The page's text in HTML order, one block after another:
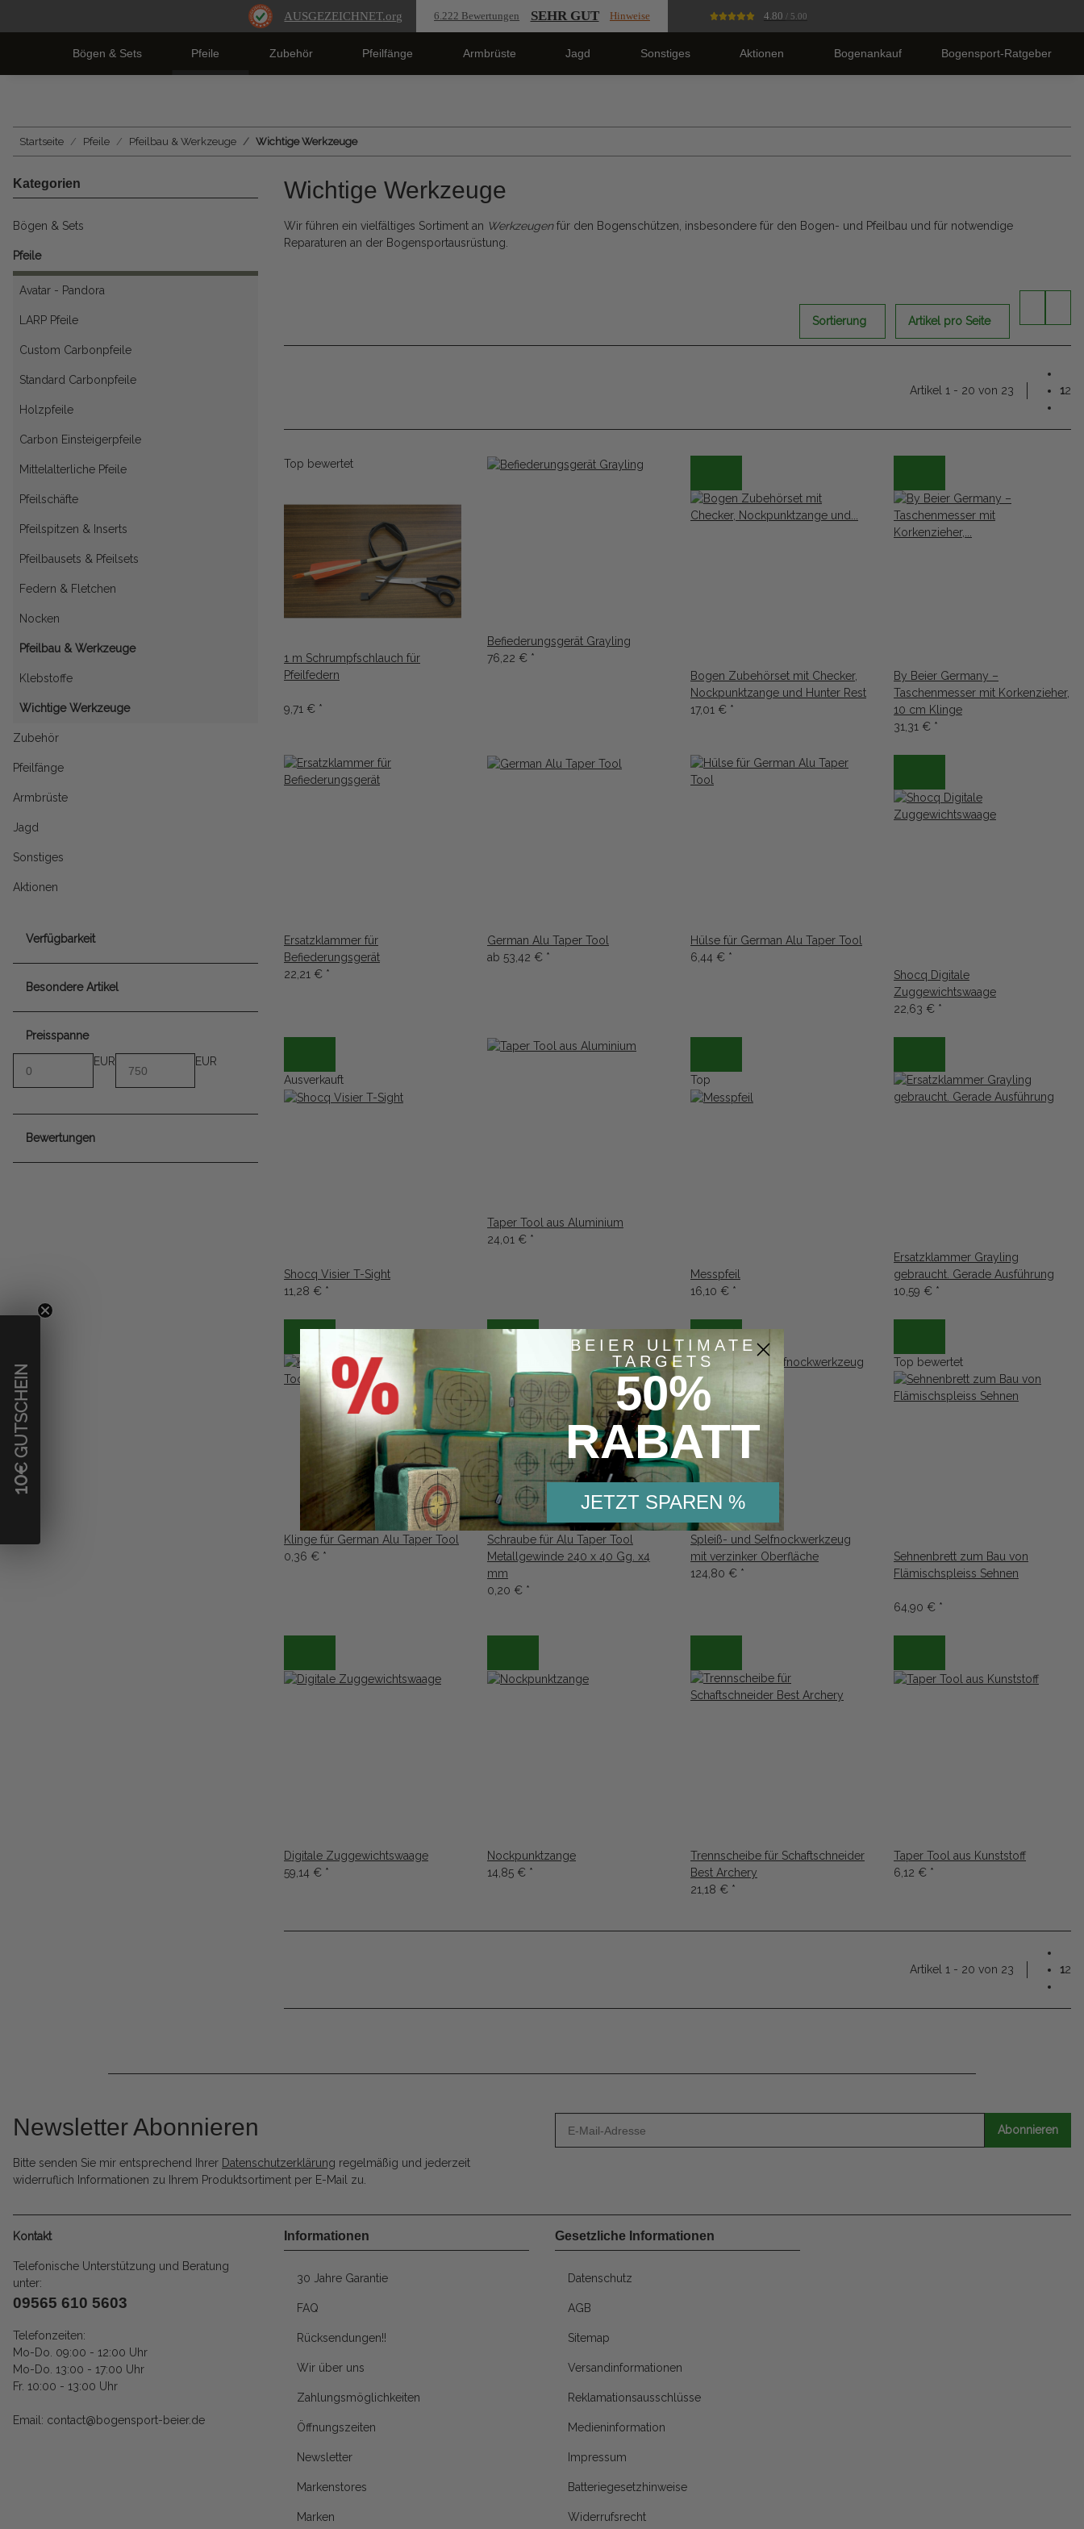
AUSGEZEICHNET.org 6.222 Bewertungen SEHR GUT Hinweise 4.80 / 5.00
Bögen & Sets Pfeile Zubehör Pfeilfänge Armbrüste Jagd Sonstiges Aktionen Bogenankauf Bogensport-Ratgeber
Startseite Pfeile Pfeilbau & Werkzeuge Wichtige Werkzeuge
Wichtige Werkzeuge
Wir führen ein vielfältiges Sortiment an Werkzeugenfür den Bogenschützen, insbesondere für den Bogen- und Pfeilbau und für notwendige
Reparaturen an der Bogensportausrüstung.
Sortierung Artikel pro Seite
Artikel 1 - 20 von 23 12
Top bewertet
1 m Schrumpfschlauch für
Pfeilfedern
9,71 € *
Befiederungsgerät Grayling
76,22 € *
Bogen Zubehörset mit Checker,
Nockpunktzange und Hunter Rest
17,01 € *
By Beier Germany –
Taschenmesser mit Korkenzieher,
10 cm Klinge
31,31 € *
Ersatzklammer für
Befiederungsgerät
22,21 € *
German Alu Taper Tool
ab 53,42 € *
Hülse für German Alu Taper Tool
6,44 € *
Shocq Digitale
Zuggewichtswaage
22,63 € *
Ausverkauft
Shocq Visier T-Sight
11,28 € *
Taper Tool aus Aluminium
24,01 € *
Top
Messpfeil
16,10 € *
Ersatzklammer Grayling
gebraucht. Gerade Ausführung
10,59 € *
Klinge für German Alu Taper Tool
0,36 € *
Schraube für Alu Taper Tool
Metallgewinde 240 x 40 Gg. x4
mm
0,20 € *
Spleiß- und Selfnockwerkzeug
mit verzinker Oberfläche
124,80 € *
Top bewertet
Sehnenbrett zum Bau von
Flämischspleiss Sehnen
64,90 € *
Digitale Zuggewichtswaage
59,14 € *
Nockpunktzange
14,85 € *
Trennscheibe für Schaftschneider
Best Archery
21,18 € *
Taper Tool aus Kunststoff
6,12 € *
Artikel 1 - 20 von 23 12
Kategorien
Bögen & Sets
Pfeile
Avatar - Pandora
LARP Pfeile
Custom Carbonpfeile
Standard Carbonpfeile
Holzpfeile
Carbon Einsteigerpfeile
Mittelalterliche Pfeile
Pfeilschäfte
Pfeilspitzen & Inserts
Pfeilbausets & Pfeilsets
Federn & Fletchen
Nocken
Pfeilbau & Werkzeuge
Klebstoffe
Wichtige Werkzeuge
Zubehör
Pfeilfänge
Armbrüste
Jagd
Sonstiges
Aktionen
Verfügbarkeit
Besondere Artikel
Preisspanne
EUR
EUR
Bewertungen
Newsletter Abonnieren
Bitte senden Sie mir entsprechend Ihrer Datenschutzerklärung regelmäßig und jederzeit
widerruflich Informationen zu Ihrem Produktsortiment per E-Mail zu.
Abonnieren
Kontakt
Telefonische Unterstützung und Beratung
unter:
09565 610 5603
Telefonzeiten:
Mo-Do. 09:00 - 12:00 Uhr
Mo-Do. 13:00 - 17:00 Uhr
Fr. 10:00 - 13:00 Uhr
Email: contact@bogensport-beier.de
Informationen
30 Jahre Garantie
FAQ
Rücksendungen!!
Wir über uns
Zahlungsmöglichkeiten
Öffnungszeiten
Newsletter
Markenstores
Marken
Gesetzliche Informationen
Datenschutz
AGB
Sitemap
Versandinformationen
Reklamationsausschlüsse
Medieninformation
Impressum
Batteriegesetzhinweise
Widerrufsrecht
10
€ GUTSCHEIN
BEIER ULTIMATE
TARGETS
50%
RABATT
JETZT SPAREN %